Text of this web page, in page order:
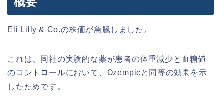
Eli Lilly & Co.の株価が急騰しました。
これは、同社の実験的な薬が患者の体重減少と血糖値
のコントロールにおいて、Ozempicと同等の効果を示
したためです。